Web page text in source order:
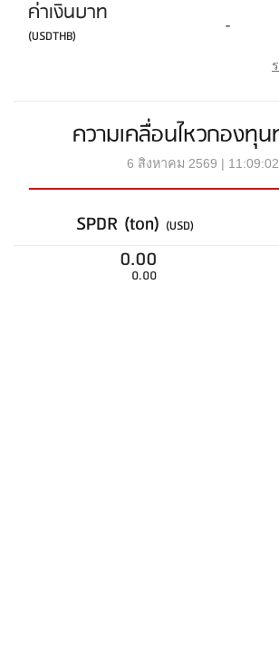
ค่าเงินบาท
(USDTHB) -
ความเคลื่อนไหวกองทุ
6 สิงหาคม 2569 | 11:09:02
SPDR (ton) (USD)
0.00
0.00